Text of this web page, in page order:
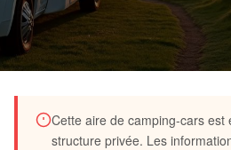
Découvrez l'aire de
Cette aire de camping-cars est
structure privée. Les